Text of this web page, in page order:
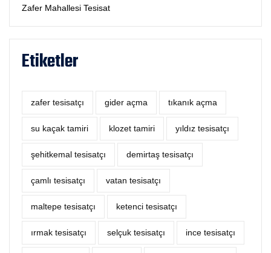
Zafer Mahallesi Tesisat
Etiketler
zafer tesisatçı ‎gider açma tıkanık açma
su kaçak tamiri klozet tamiri yıldız tesisatçı
şehitkemal tesisatçı demirtaş tesisatçı
çamlı tesisatçı vatan tesisatçı
maltepe tesisatçı ketenci tesisatçı
ırmak tesisatçı selçuk tesisatçı ince tesisatçı